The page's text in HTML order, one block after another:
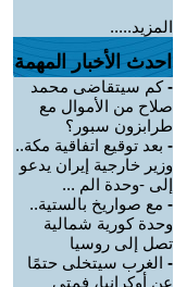
المزيد.....
احدث الأخبار المهمة
-كم سيتقاضى محمد
صلاح من الأموال مع
طرابزون سبور؟
- بعد توقيع اتفاقية مكة..
وزير خارجية إيران يدعو
إلى -وحدة الم ...
- مع صواريخ بالستية..
وحدة كورية شمالية
تصل إلى روسيا
- الغرب سيتخلى حتمًا
عن أوكرانيا، فمتى